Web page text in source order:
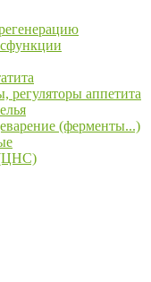
регуляторы аппетита
(ферменты...)
(ЦНС)